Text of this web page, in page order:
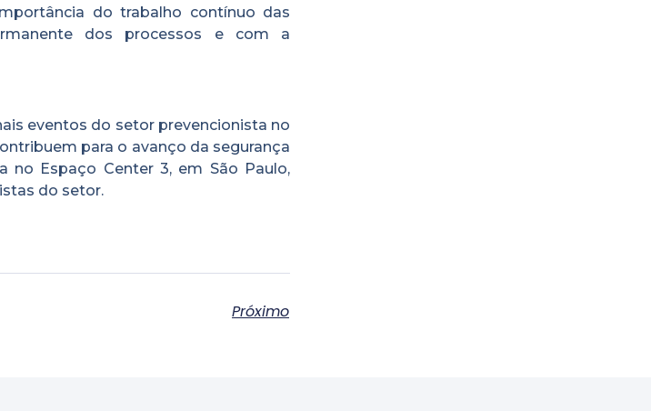
do trabalho contínuo das
dos processos e com a
eventos do setor prevencionista no
para o avanço da segurança
no Espaço Center 3, em São Paulo,
do setor.
Próximo